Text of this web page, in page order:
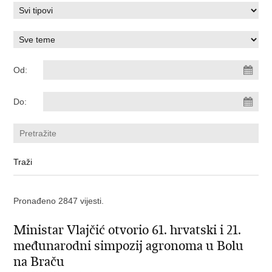
Od:
Do:
Pronađeno 2847 vijesti.
Ministar Vlajčić otvorio 61. hrvatski i 21.
međunarodni simpozij agronoma u Bolu
na Braču